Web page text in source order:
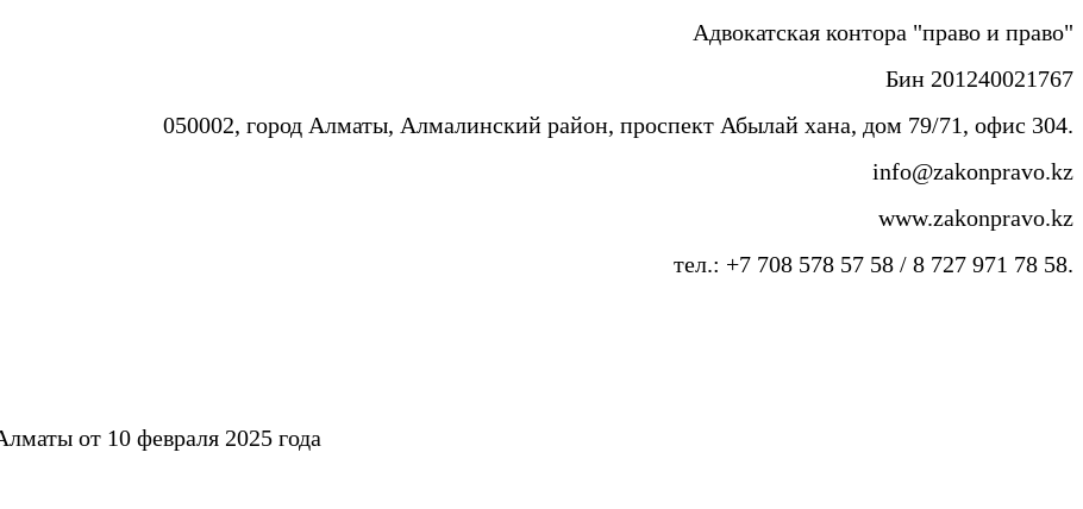
Адвокатская контора "право и право"
Бин 201240021767
050002, город Алматы, Алмалинский район, проспект Абылай хана, дом 79/71, офис 304.
info@zakonpravo.kz
www.zakonpravo.kz
тел.: +7 708 578 57 58 / 8 727 971 78 58.
от 10 февраля 2025 года